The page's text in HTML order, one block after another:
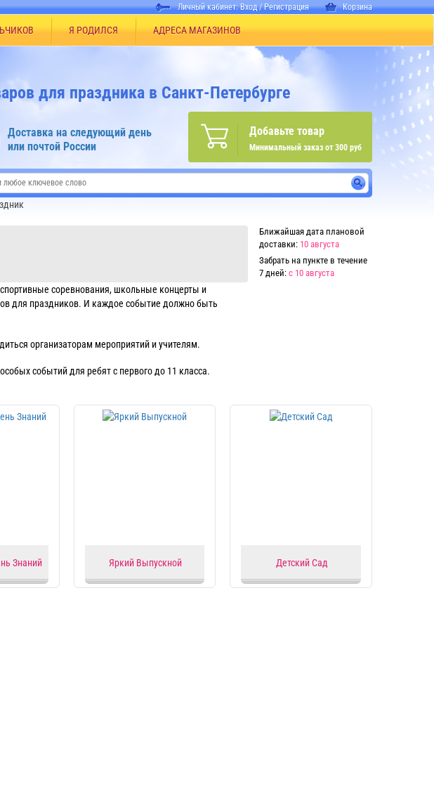
Личный кабинет:Вход/Регистрация Корзина
Я РОДИЛСЯ АДРЕСА МАГАЗИНОВ
для праздника в Санкт-Петербурге
Добавьте товар
Минимальный заказ от 300 руб
Доставка на следующий день
или почтой России
Ближайшая дата плановой
доставки: 10 августа
Забрать на пункте в течение
7 дней: с 10 августа
соревнования, школьные концерты и
для праздников. И каждое событие должно быть
организаторам мероприятий и учителям.
событий для ребят с первого до 11 класса.
Знаний Яркий Выпускной Детский Сад